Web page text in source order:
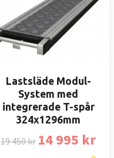
Lastsläde Modul-
System med
integrerade T-spår
324x1296mm
19 450 kr 14 995 kr